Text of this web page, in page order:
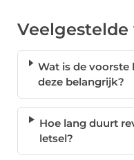
Veelgestelde
Wat is de
deze belangrijk?
Hoe lang duurt
letsel?